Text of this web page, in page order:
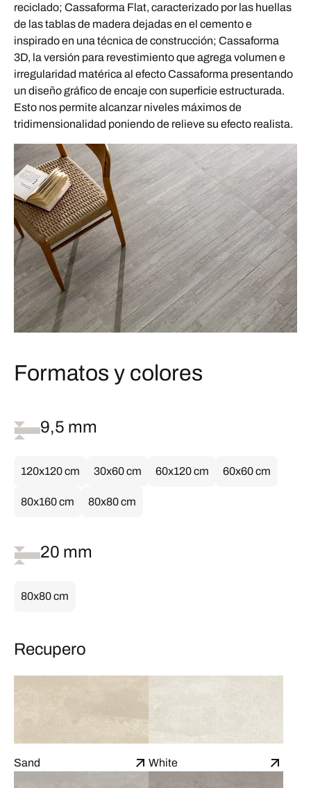
reciclado; Cassaforma Flat, caracterizado por las huellas
de las tablas de madera dejadas en el cemento e
inspirado en una técnica de construcción; Cassaforma
3D, la versión para revestimiento que agrega volumen e
irregularidad matérica al efecto Cassaforma presentando
un diseño gráfico de encaje con superficie estructurada.
Esto nos permite alcanzar niveles máximos de
tridimensionalidad poniendo de relieve su efecto realista.
Formatos y colores
9,5 mm
120x120 cm 30x60 cm 60x120 cm 60x60 cm
80x160 cm 80x80 cm
20 mm
80x80 cm
Recupero
Sand White